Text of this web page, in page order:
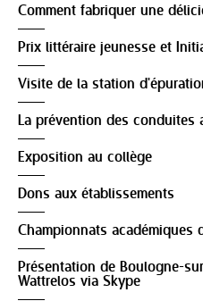
Comment fabriquer une
Prix littéraire jeunesse et
Visite de la station
La prévention des conduites
Exposition au collège
Dons aux établissements
Championnats académiques
Présentation de Boulogne-
Wattrelos via Skype